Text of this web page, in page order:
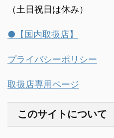
（土日祝日は休み）
●【国内取扱店】
プライバシーポリシー
取扱店専用ページ
このサイトについて